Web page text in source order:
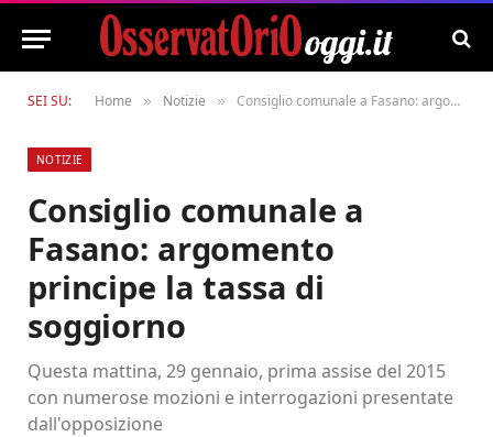
SEI SU: Home » Notizie » Consiglio comunale a Fasano: argomento principe la tassa di soggiorno
NOTIZIE
Consiglio comunale a
Fasano: argomento
principe la tassa di
soggiorno
Questa mattina, 29 gennaio, prima assise del 2015
con numerose mozioni e interrogazioni presentate
dall'opposizione